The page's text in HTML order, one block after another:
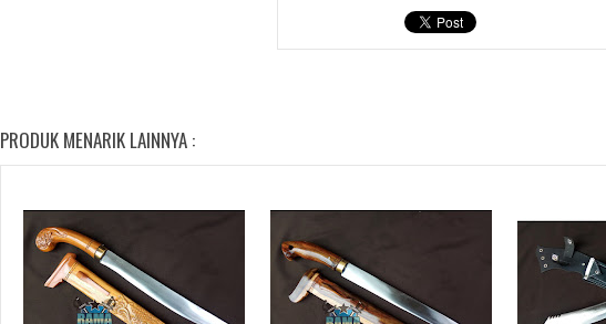
PRODUK MENARIK LAINNYA :